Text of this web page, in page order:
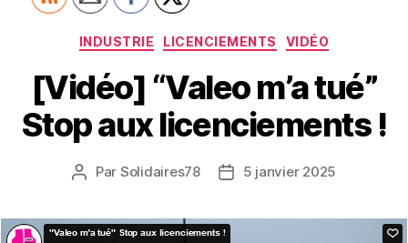
Catégories
INDUSTRIE LICENCIEMENTS VIDÉO
[Vidéo] “Valeo m’a tué”
Stop aux licenciements !
Auteur
Par Solidaires78
Date5 janvier 2025